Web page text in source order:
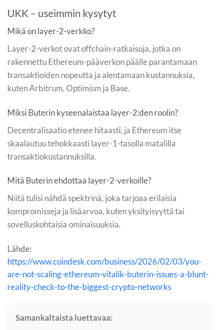
UKK – useimmin kysytyt
Mikä on layer-2-verkko?
Layer-2-verkot ovat offchain-ratkaisuja, jotka on
rakennettu Ethereum-pääverkon päälle parantamaan
transaktioiden nopeutta ja alentamaan kustannuksia,
kuten Arbitrum, Optimism ja Base.
Miksi Buterin kyseenalaistaa layer-2:den roolin?
Decentralisaatio etenee hitaasti, ja Ethereum itse
skaalautuu tehokkaasti layer-1-tasolla matalilla
transaktiokustannuksilla.
Mitä Buterin ehdottaa layer-2-verkoille?
Niitä tulisi nähdä spektrinä, joka tarjoaa erilaisia
kompromisseja ja lisäarvoa, kuten yksityisyyttä tai
sovelluskohtaisia ominaisuuksia.
Lähde:
https://www.coindesk.com/business/2026/02/03/you-
are-not-scaling-ethereum-vitalik-buterin-issues-a-blunt-
reality-check-to-the-biggest-crypto-networks
Samankaltaista luettavaa: